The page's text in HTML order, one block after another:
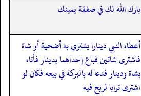
بارك الله لك في صفقة يمينك
أعطاه النبي دينارا يشتري به أضحية أو شاة
فاشترى شاتين فباع إحداهما بدينار فأتاه
بشاة ودينار فدعا له بالبركة في بيعه فكان لو
اشترى ترابا لربح فيه